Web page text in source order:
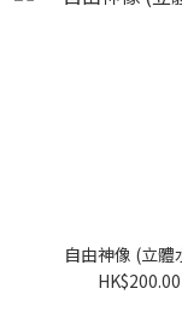
自由神像 (立體
HK$200.00